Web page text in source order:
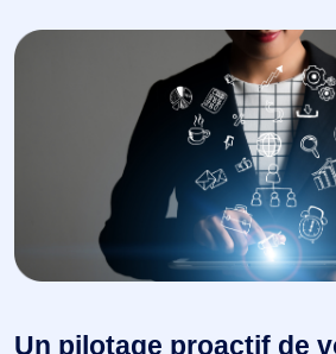
Un pilotage proactif de